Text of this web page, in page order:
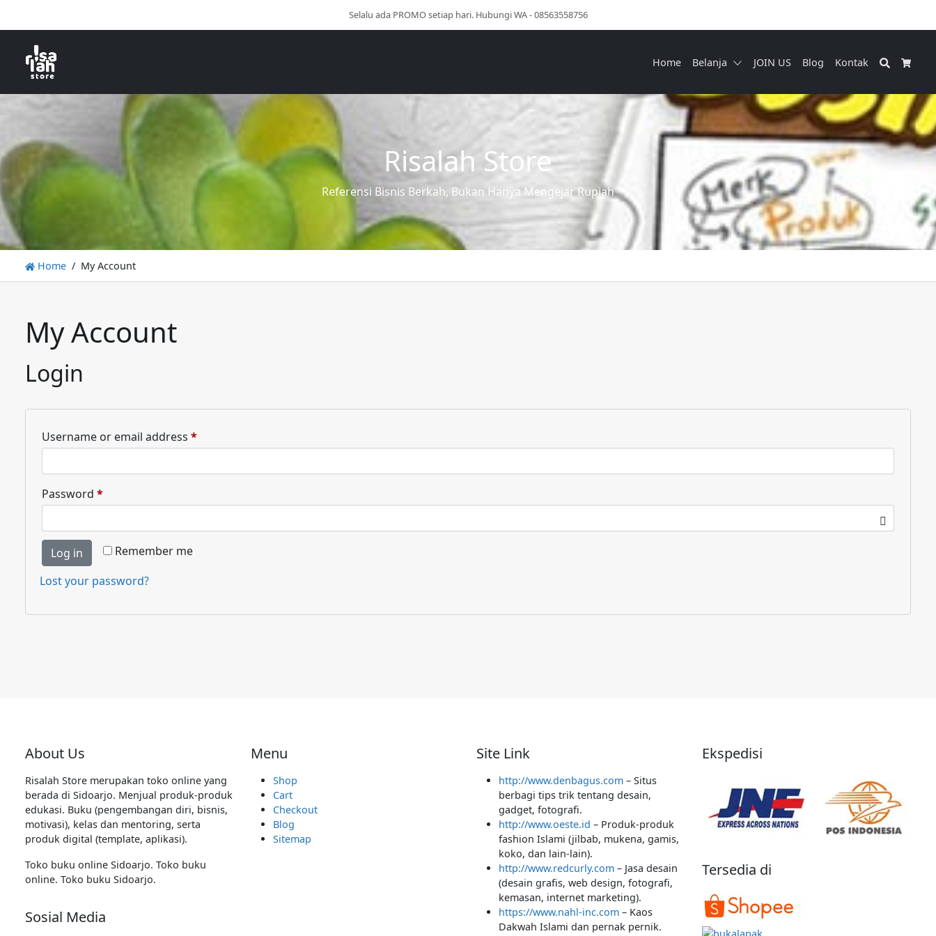
Selalu ada PROMO setiap hari. Hubungi WA - 08563558756
Home Belanja JOIN US Blog Kontak
Search
Risalah Store
Referensi Bisnis Berkah, Bukan Hanya Mengejar Rupiah
Home My Account
My Account
Login
Username or email address *Required
Password *Required
Remember me
Log in
Lost your password?
About Us
Risalah Store merupakan toko online yang
berada di Sidoarjo. Menjual produk-produk
edukasi. Buku (pengembangan diri, bisnis,
motivasi), kelas dan mentoring, serta
produk digital (template, aplikasi).
Toko buku online Sidoarjo. Toko buku
online. Toko buku Sidoarjo.
Sosial Media
Menu
Shop
Cart
Checkout
Blog
Sitemap
Site Link
http://www.denbagus.com – Situs
berbagi tips trik tentang desain,
gadget, fotografi.
http://www.oeste.id – Produk-produk
fashion Islami (jilbab, mukena, gamis,
koko, dan lain-lain).
http://www.redcurly.com – Jasa desain
(desain grafis, web design, fotografi,
kemasan, internet marketing).
https://www.nahl-inc.com – Kaos
Dakwah Islami dan pernak pernik.
Ekspedisi
Tersedia di